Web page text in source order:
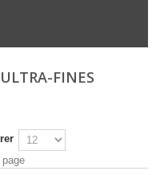
FINES
page